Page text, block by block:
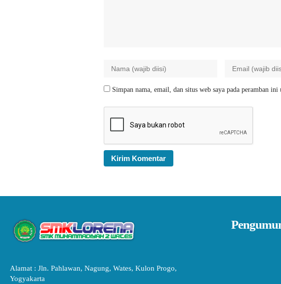
Simpan nama, email, dan situs web saya pada peramban
Alamat : Jln. Pahlawan, Nagung, Wates, Kulon Progo,
Yogyakarta